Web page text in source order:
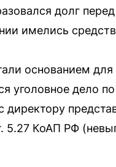
долг
имелись
основанием для
уголовное дело
директору
5.27 КоАП РФ